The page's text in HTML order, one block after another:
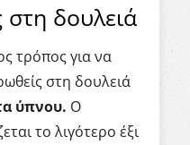
στη δουλειά
τρόπος για να
στη δουλειά
ύπνου. Ο
το λιγότερο έξι